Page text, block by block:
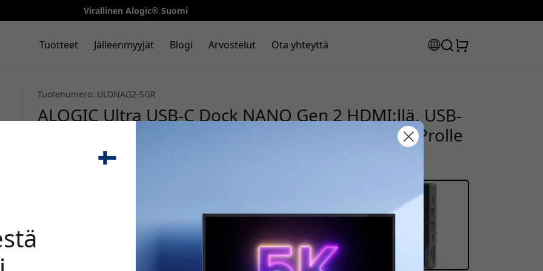
Virallinen Alogic® Suomi
Tuotteet Jälleenmyyjät Blogi Arvostelut Ota yhteyttä
Tuotenumero: ULDNAG2-SGR
ALOGIC Ultra USB-C Dock NANO Gen 2 HDMI:llä, USB-
A:lla, SD-kortinlukijalla ja 100 W PD:llä MacBook Prolle
ja Airille - Avaruuden harmaa
Käytä tätä koodia kassalla saadaksesi 8% alennuksen.